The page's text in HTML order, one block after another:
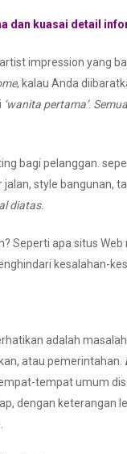
dan kuasai detail
impression yang
, kalau Anda
‘wanita pertama’.
bagi pelanggan.
jalan, style bangunan,
diatas.
Seperti apa situs
kesalahan-
adalah
atau pemerintahan.
tempat umum
dengan keterangan